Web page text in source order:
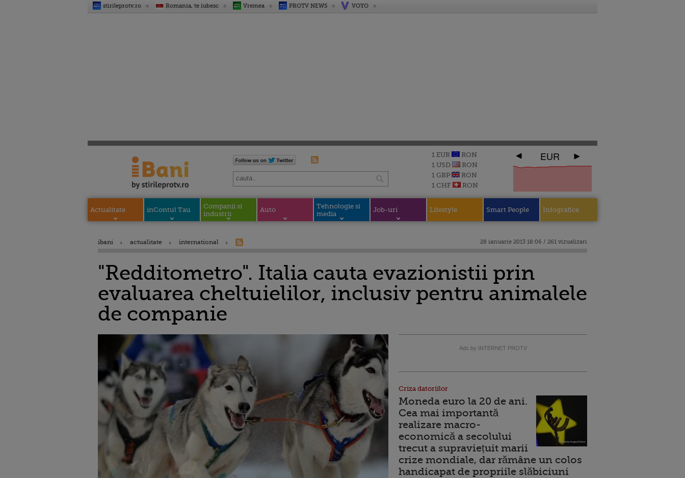
stirileprotv.ro Romania, te iubesc Vremea PROTV NEWS VOYO
1 EUR
RON
1 USD
RON
1 GBP
RON
1 CHF
RON
EUR
Actualitate inContul Tau
Companii si
industrii
Auto
Tehnologie si
media
Job-uri Lifestyle Smart People Infografice
ibani actualitate international 28 ianuarie 2013 18:06 / 261 vizualizari
"Redditometro". Italia cauta evazionistii prin
evaluarea cheltuielilor, inclusiv pentru animalele
de companie
Ads by INTERNET PROTV
Criza datoriilor
Moneda euro la 20 de ani.
Cea mai importantă
realizare macro-
economică a secolului
trecut a supraviețuit marii
crize mondiale, dar rămâne un colos
handicapat de propriile slăbiciuni